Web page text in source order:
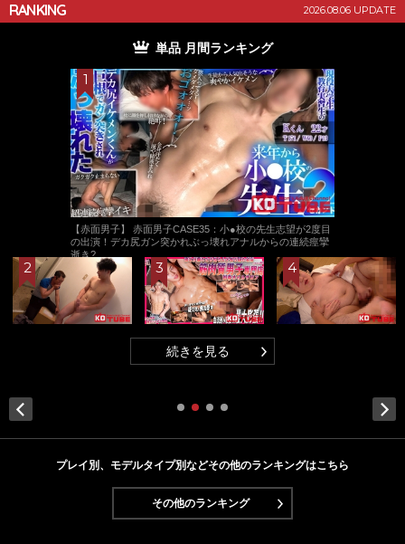
RANKING 2026.08.06 UPDATE
単品 月間ランキング
【赤面男子】 赤面男子CASE35：小●校の先生志望が2度目
の出演！デカ尻ガン突かれぶっ壊れアナルからの連続痙攣
逝き?
続きを見る
プレイ別、モデルタイプ別などその他のランキングはこちら
その他のランキング